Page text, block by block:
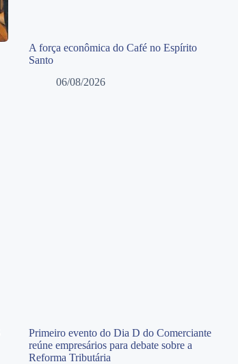
A força econômica do Café no Espírito
Santo
06/08/2026
Primeiro evento do Dia D do Comerciante
reúne empresários para debate sobre a
Reforma Tributária